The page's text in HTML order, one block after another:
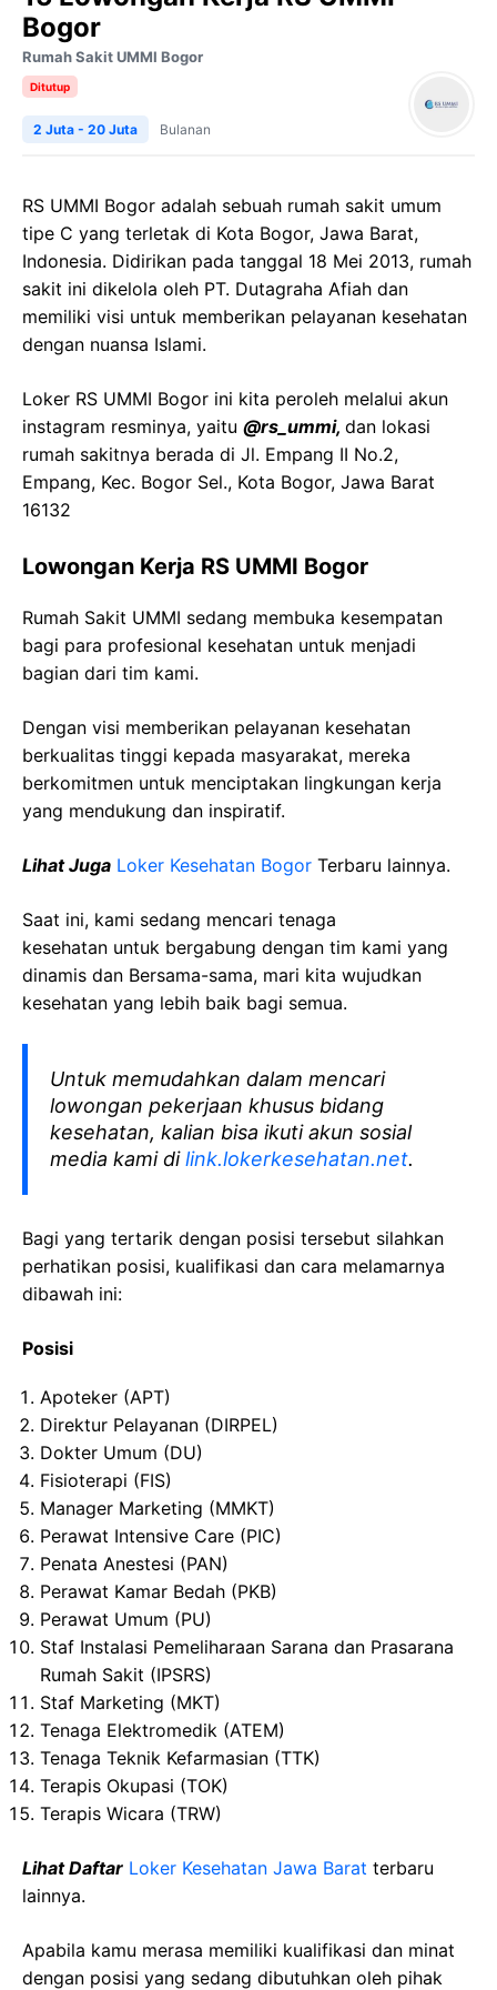
Bogor
Rumah Sakit UMMI Bogor
Ditutup
2 Juta - 20 Juta Bulanan
RS UMMI Bogor adalah sebuah rumah sakit umum
tipe C yang terletak di Kota Bogor, Jawa Barat,
Indonesia. Didirikan pada tanggal 18 Mei 2013, rumah
sakit ini dikelola oleh PT. Dutagraha Afiah dan
memiliki visi untuk memberikan pelayanan kesehatan
dengan nuansa Islami.
Loker RS UMMI Bogor ini kita peroleh melalui akun
instagram resminya, yaitu @rs_ummi, dan lokasi
rumah sakitnya berada di Jl. Empang II No.2,
Empang, Kec. Bogor Sel., Kota Bogor, Jawa Barat
16132
Lowongan Kerja RS UMMI Bogor
Rumah Sakit UMMI sedang membuka kesempatan
bagi para profesional kesehatan untuk menjadi
bagian dari tim kami.
Dengan visi memberikan pelayanan kesehatan
berkualitas tinggi kepada masyarakat, mereka
berkomitmen untuk menciptakan lingkungan kerja
yang mendukung dan inspiratif.
Lihat Juga Loker Kesehatan Bogor Terbaru lainnya.
Saat ini, kami sedang mencari tenaga
kesehatan untuk bergabung dengan tim kami yang
dinamis dan Bersama-sama, mari kita wujudkan
kesehatan yang lebih baik bagi semua.
Untuk memudahkan dalam mencari
lowongan pekerjaan khusus bidang
kesehatan, kalian bisa ikuti akun sosial
media kami dilink.lokerkesehatan.net.
Bagi yang tertarik dengan posisi tersebut silahkan
perhatikan posisi, kualifikasi dan cara melamarnya
dibawah ini:
Posisi
Apoteker (APT)
Direktur Pelayanan (DIRPEL)
Dokter Umum (DU)
Fisioterapi (FIS)
Manager Marketing (MMKT)
Perawat Intensive Care (PIC)
Penata Anestesi (PAN)
Perawat Kamar Bedah (PKB)
Perawat Umum (PU)
Staf Instalasi Pemeliharaan Sarana dan Prasarana
Rumah Sakit (IPSRS)
Staf Marketing (MKT)
Tenaga Elektromedik (ATEM)
Tenaga Teknik Kefarmasian (TTK)
Terapis Okupasi (TOK)
Terapis Wicara (TRW)
Lihat Daftar Loker Kesehatan Jawa Barat terbaru
lainnya.
Apabila kamu merasa memiliki kualifikasi dan minat
dengan posisi yang sedang dibutuhkan oleh pihak